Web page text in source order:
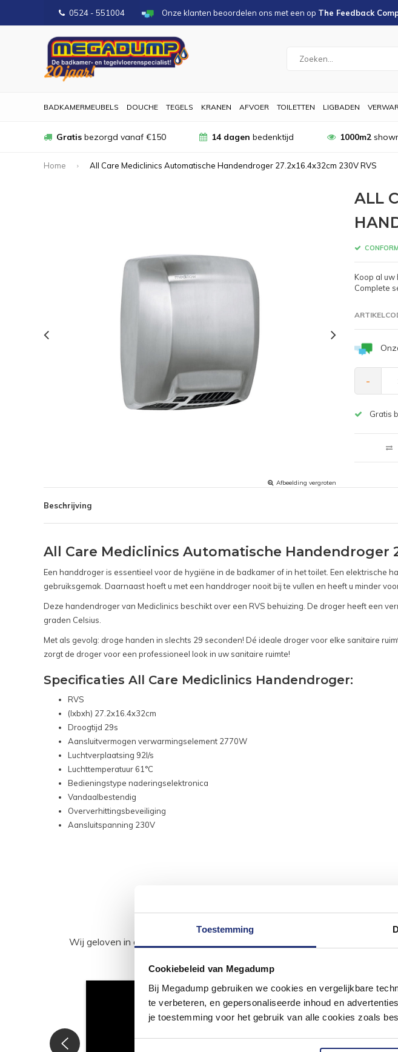
Toestemming
Cookiebeleid van Megadump
Bij Megadump gebruiken we cookies en vergelijkbare
te verbeteren, en gepersonaliseerde inhoud en
je toestemming voor het gebruik van alle cookies zoals
0524 - 551004 Onze klanten beoordelen ons met een op The Feedback
BADKAMERMEUBELS DOUCHE TEGELS KRANEN AFVOER TOILETTEN LIGBADEN
Gratis bezorgd vanaf €150 14 dagen bedenktijd 1000m2
Home All Care Mediclinics Automatische Handendroger 27.2x16.4x32cm 230V RVS
Afbeelding vergroten
ALL
Koop al uw
Complete
-
Gratis
Beschrijving
All Care Mediclinics Automatische Handendroger
Een handdroger is essentieel voor de hygiëne in de badkamer of in het toilet. Een
gebruiksgemak. Daarnaast hoeft u met een handdroger nooit bij te vullen en heeft u minder
Deze handendroger van Mediclinics beschikt over een RVS behuizing. De droger heeft een
graden Celsius.
Met als gevolg: droge handen in slechts 29 seconden! Dé ideale droger voor elke sanitaire
zorgt de droger voor een professioneel look in uw sanitaire ruimte!
Specificaties All Care Mediclinics Handendroger:
RVS
(lxbxh) 27.2x16.4x32cm
Droogtijd 29s
Aansluitvermogen verwarmingselement 2770W
Luchtverplaatsing 92l/s
Luchttemperatuur 61°C
Bedieningstype naderingselektronica
Vandaalbestendig
Oververhittingsbeveiliging
Aansluitspanning 230V
Wij geloven in de kracht van delen. Deel jouw badkamer op Instagram met
omgeving vol met